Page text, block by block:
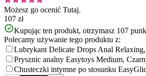
Możesz go ocenić Tutaj.
107 zł
Kupując ten produkt, otrzymasz 107
Polecamy używanie tego produktu z:
Lubrykant Delicate Drops Anal
Prysznic analny Easytoys Medium,
Chusteczki intymne po stosunku